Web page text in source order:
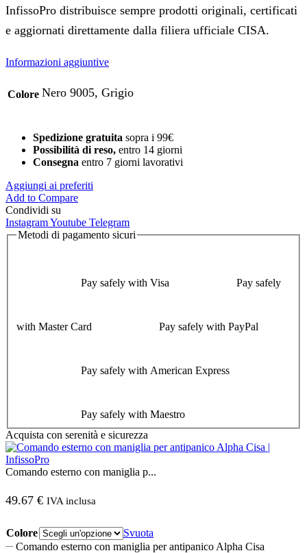
InfissoPro distribuisce sempre prodotti originali, certificati
e aggiornati direttamente dalla filiera ufficiale CISA.
Informazioni aggiuntive
Colore Nero 9005, Grigio
Spedizione gratuita sopra i 99€
Possibilità di reso, entro 14 giorni
Consegna entro 7 giorni lavorativi
Aggiungi ai preferiti
Add to Compare
Condividi su
InstagramYoutube Telegram
Metodi di pagamento sicuri
Pay safely with Visa Pay safely
with Master Card Pay safely with PayPal
Pay safely with American Express
Pay safely with Maestro
Acquista con serenità e sicurezza
Comando esterno con maniglia p...
49.67 € IVA inclusa
Colore
Svuota
Comando esterno con maniglia per antipanico Alpha Cisa